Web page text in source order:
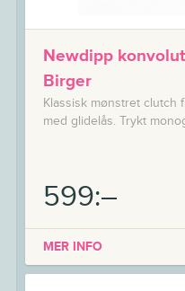
Newdipp
Birger
Klassisk mønstret clutch
med glidelås. Trykt
599:–
MER INFO